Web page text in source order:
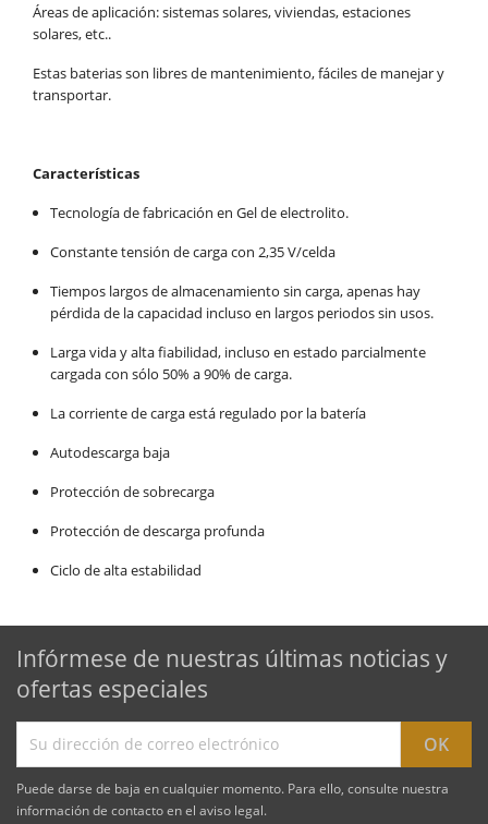
Áreas de aplicación: sistemas solares, viviendas, estaciones
solares, etc..
Estas baterias son libres de mantenimiento, fáciles de manejar y
transportar.
Características
Tecnología de fabricación en Gel de electrolito.
Constante tensión de carga con 2,35 V/celda
Tiempos largos de almacenamiento sin carga, apenas hay
pérdida de la capacidad incluso en largos periodos sin usos.
Larga vida y alta fiabilidad, incluso en estado parcialmente
cargada con sólo 50% a 90% de carga.
La corriente de carga está regulado por la batería
Autodescarga baja
Protección de sobrecarga
Protección de descarga profunda
Ciclo de alta estabilidad
Infórmese de nuestras últimas noticias y
ofertas especiales
Puede darse de baja en cualquier momento. Para ello, consulte nuestra
información de contacto en el aviso legal.